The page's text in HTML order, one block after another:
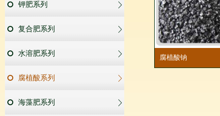
钾肥系列
复合肥系列
水溶肥系列
腐植酸系列
海藻肥系列
腐植酸钠